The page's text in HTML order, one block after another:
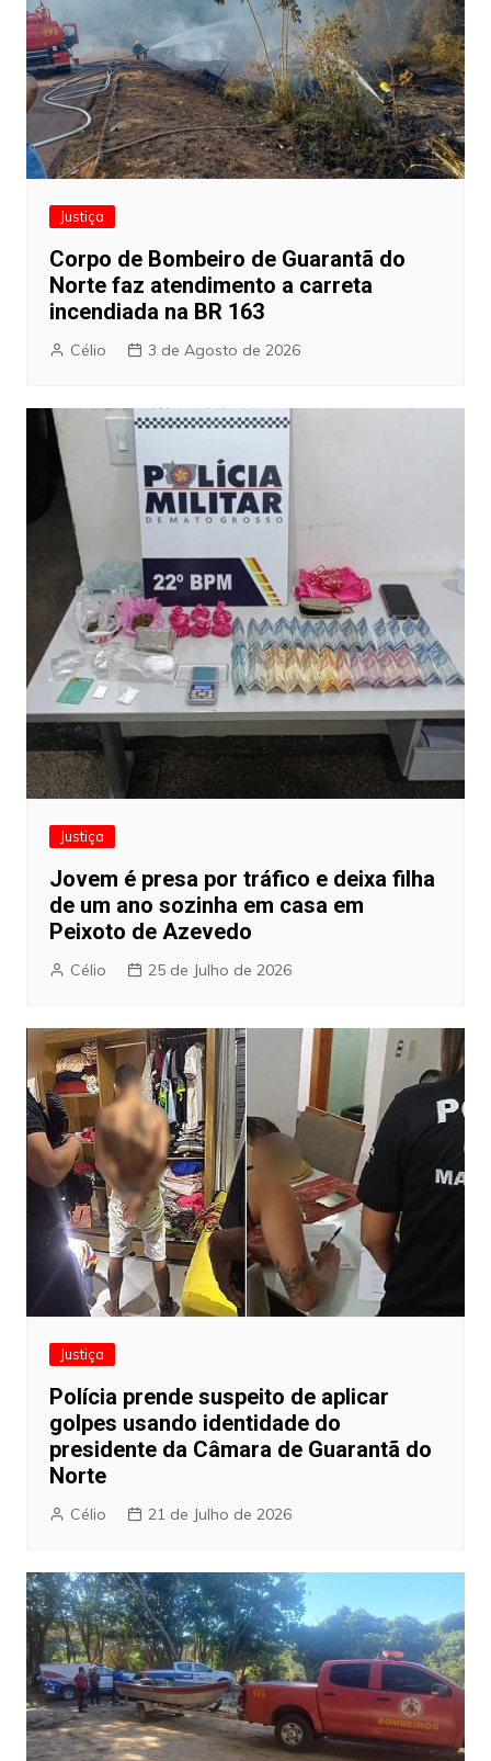
Justiça
Corpo de Bombeiro de Guarantã do
Norte faz atendimento a carreta
incendiada na BR 163
Célio 3 de Agosto de 2026
Justiça
Jovem é presa por tráfico e deixa filha
de um ano sozinha em casa em
Peixoto de Azevedo
Célio 25 de Julho de 2026
Justiça
Polícia prende suspeito de aplicar
golpes usando identidade do
presidente da Câmara de Guarantã do
Norte
Célio 21 de Julho de 2026